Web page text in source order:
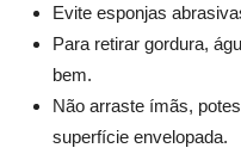
Evite esponjas
Para retirar gordura,
bem.
Não arraste ímãs,
superfície envelopada.